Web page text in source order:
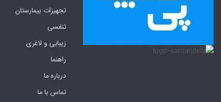
تجهیزات بیمارستان
تنفسی
زیبایی و لاغری
راهنما
درباره ما
تماس با ما